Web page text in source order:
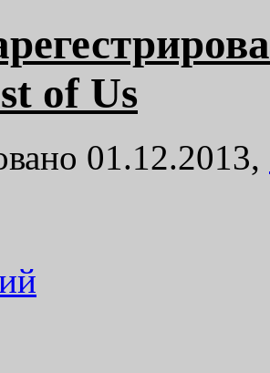
of Us
01.12.2013,